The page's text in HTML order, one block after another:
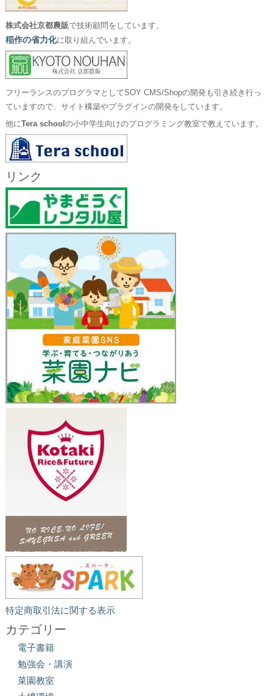
株式会社京都農販で技術顧問をしています。
稲作の省力化に取り組んでいます。
フリーランスのプログラマとしてSOY CMS/Shopの開発も引き続き行っ
ていますので、サイト構築やプラグインの開発をしています。
他にTera school の小中学生向けのプログラミング教室で教えています。
リンク
特定商取引法に関する表示
カテゴリー
電子書籍
勉強会・講演
菜園教室